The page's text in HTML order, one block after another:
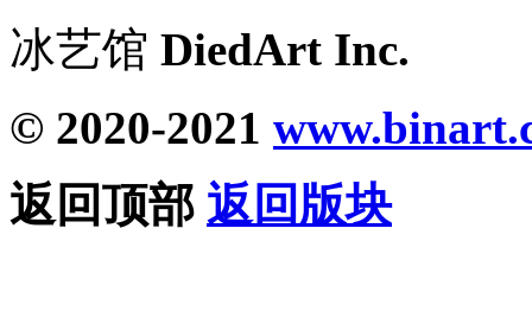
冰艺馆 DiedArt Inc.
© 2020-2021
返回顶部 返回版块